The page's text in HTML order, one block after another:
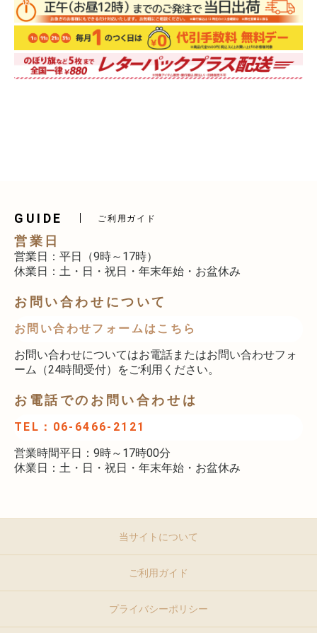
GUIDE ご利用ガイド
営業日
営業日：平日（9時～17時）
休業日：土・日・祝日・年末年始・お盆休み
お問い合わせについて
お問い合わせフォームはこちら
お問い合わせについてはお電話またはお問い合わせフォ
ーム（24時間受付）をご利用ください。
お電話でのお問い合わせは
TEL：06-6466-2121
営業時間平日：9時～17時00分
休業日：土・日・祝日・年末年始・お盆休み
当サイトについて
ご利用ガイド
プライバシーポリシー